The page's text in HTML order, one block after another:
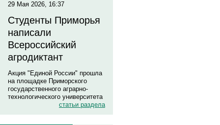
29 Мая 2026, 16:37
Студенты Приморья
написали
Всероссийский
агродиктант
Акция "Единой России" прошла
на площадке Приморского
государственного аграрно-
технологического университета
статьи раздела